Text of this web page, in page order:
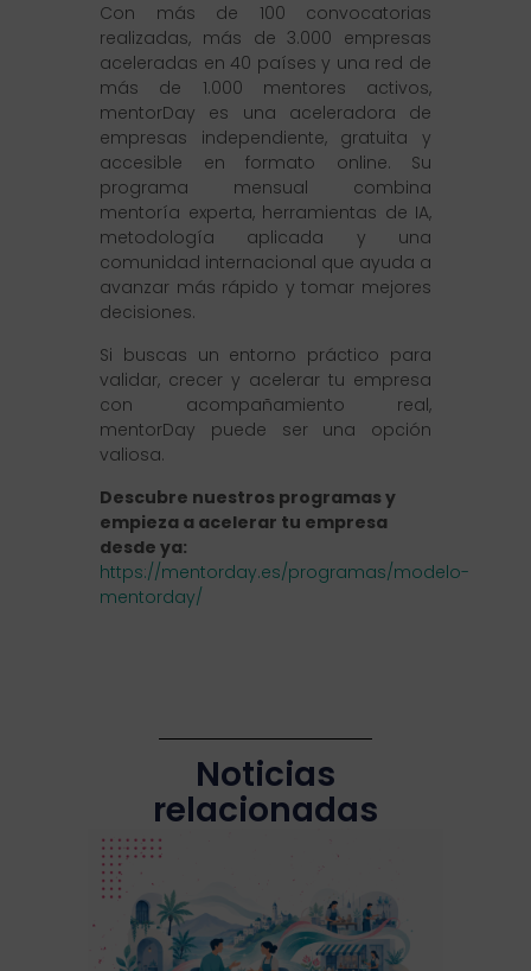
Con más de 100 convocatorias
realizadas, más de 3.000 empresas
aceleradas en 40 países y una red de
más de 1.000 mentores activos,
mentorDay es una aceleradora de
empresas independiente, gratuita y
accesible en formato online. Su
programa mensual combina
mentoría experta, herramientas de IA,
metodología aplicada y una
comunidad internacional que ayuda a
avanzar más rápido y tomar mejores
decisiones.
Si buscas un entorno práctico para
validar, crecer y acelerar tu empresa
con acompañamiento real,
mentorDay puede ser una opción
valiosa.
Descubre nuestros programas y
empieza a acelerar tu empresa
desde ya:
https://mentorday.es/programas/modelo-
mentorday/
Noticias
relacionadas